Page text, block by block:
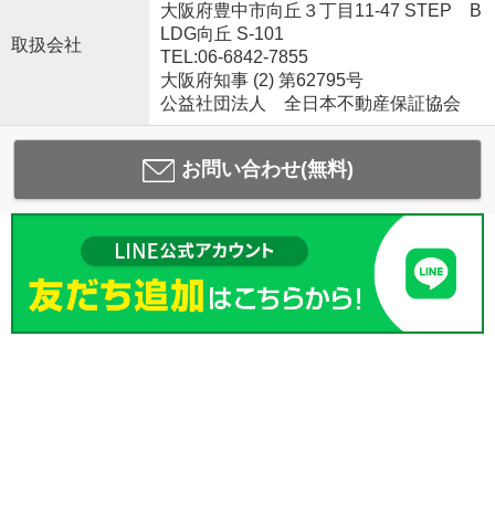
取扱会社
大阪府豊中市向丘３丁目11-47 STEP B
LDG向丘 S-101
TEL:06-6842-7855
大阪府知事 (2) 第62795号
公益社団法人 全日本不動産保証協会
お問い合わせ(無料)